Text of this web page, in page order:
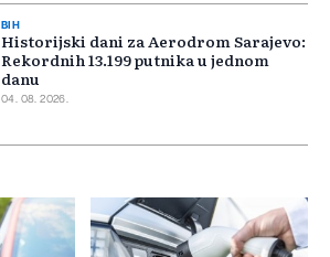
BIH
Historijski dani za Aerodrom Sarajevo:
Rekordnih 13.199 putnika u jednom
danu
04. 08. 2026.